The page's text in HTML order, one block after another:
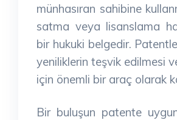
münhasıran sahibine
satma veya lisanslama
bir hukuki belgedir.
yeniliklerin teşvik edilmesi
için önemli bir araç olarak
Bir buluşun patente